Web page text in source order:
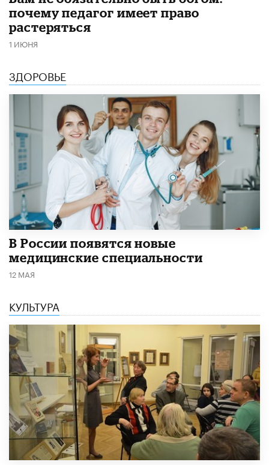
почему педагог имеет право
растеряться
1 ИЮНЯ
ЗДОРОВЬЕ
В России появятся новые
медицинские специальности
12 МАЯ
КУЛЬТУРА